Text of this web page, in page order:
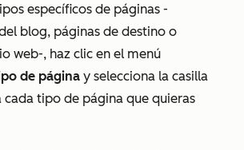
específicos de páginas -
blog, páginas de destino o
web-, haz clic en el menú
de página y selecciona la casilla
cada tipo de página que quieras